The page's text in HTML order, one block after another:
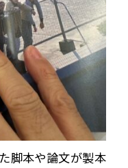
脚本や論文が製本